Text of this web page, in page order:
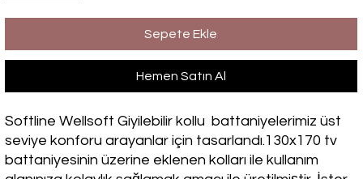
Sepete Ekle
Hemen Satın Al
Softline Wellsoft Giyilebilir kollu battaniyelerimiz üst
seviye konforu arayanlar için tasarlandı.130x170 tv
battaniyesinin üzerine eklenen kolları ile kullanım